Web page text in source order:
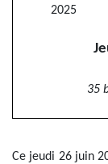
2025
35
Ce jeudi 26 juin